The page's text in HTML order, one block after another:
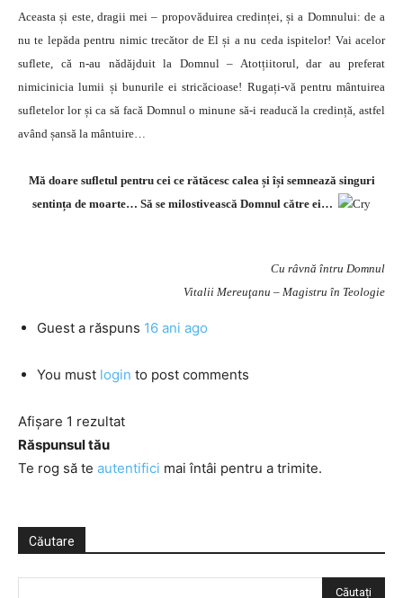
Aceasta și este, dragii mei – propovăduirea credinței, și a Domnului: de a
nu te lepăda pentru nimic trecător de El și a nu ceda ispitelor! Vai acelor
suflete, că n-au nădăjduit la Domnul – Atotțiitorul, dar au preferat
nimicinicia lumii și bunurile ei stricăcioase! Rugați-vă pentru mântuirea
sufletelor lor și ca să facă Domnul o minune să-i readucă la credință, astfel
având șansă la mântuire…
Mă doare sufletul pentru cei ce rătăcesc calea și își semnează singuri
sentința de moarte… Să se milostivească Domnul către ei…
Cu râvnă întru Domnul
Vitalii Mereuţanu – Magistru în Teologie
Guest a răspuns 16 ani ago
You must login to post comments
Afișare 1 rezultat
Răspunsul tău
Te rog să te autentifici mai întâi pentru a trimite.
Căutare